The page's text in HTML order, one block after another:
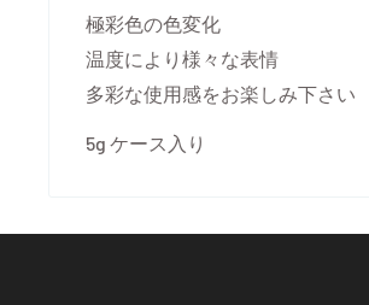
極彩色の色変化
温度により様々な表情
多彩な使用感をお楽しみ下さい
5g ケース入り